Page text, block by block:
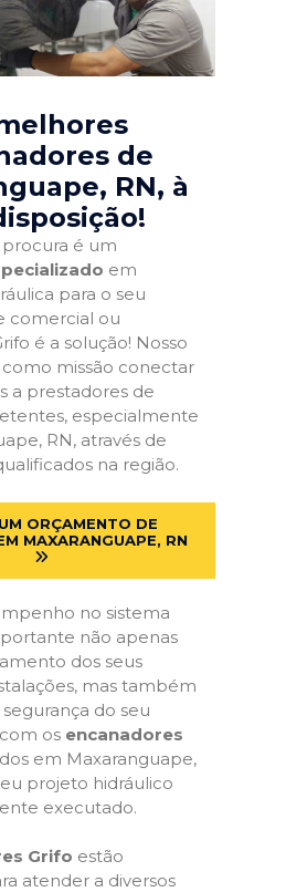
de
RN, à
é um
em
para o seu
comercial ou
é a solução! Nosso
missão conectar
a prestadores de
especialmente
RN, através de
na região.
ORÇAMENTO DE
MAXARANGUAPE, RN
no sistema
não apenas
dos seus
mas também
do seu
os encanadores
em Maxaranguape,
projeto hidráulico
executado.
Grifo estão
atender a diversos